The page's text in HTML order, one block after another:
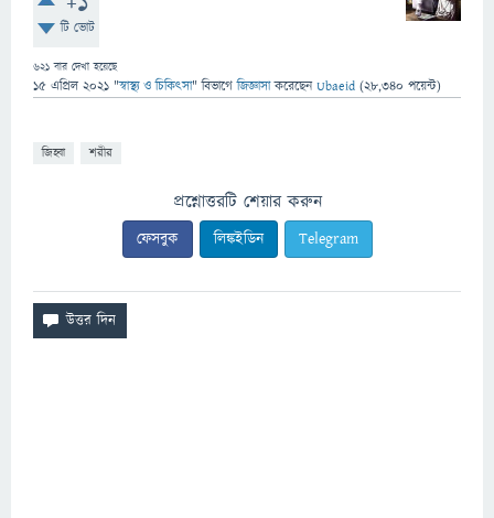
টি ভোট
621 বার দেখা হয়েছে
15 এপ্রিল 2021 "স্বাস্থ্য ও চিকিৎসা" বিভাগে জিজ্ঞাসাকরেছেনUbaeid (28,340 পয়েন্ট)
জিহ্বা শরীর
প্রশ্নোত্তরটি শেয়ার করুন
ফেসবুক লিঙ্কইডিন Telegram